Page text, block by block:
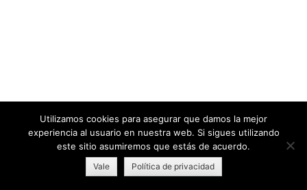
Utilizamos cookies para asegurar que damos la mejor
experiencia al usuario en nuestra web. Si sigues utilizando
este sitio asumiremos que estás de acuerdo.
Vale Política de privacidad